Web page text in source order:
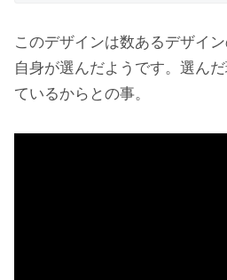
このデザインは数あるデザイ
自身が選んだようです。選ん
ているからとの事。